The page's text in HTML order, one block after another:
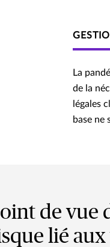
La
de la
légales
base ne
de vue
lié